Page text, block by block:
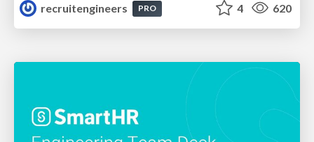
recruitengineers
PRO 4 620